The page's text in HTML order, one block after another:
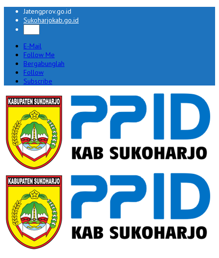
Jatengprov.go.id
Sukoharjokab.go.id
E-Mail
Follow Me
Bergabunglah
Follow
Subscribe